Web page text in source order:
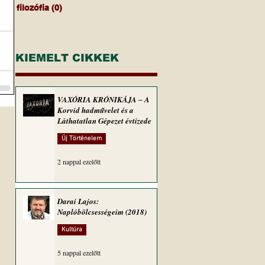
filozófia (0)
KIEMELT CIKKEK
VAXÓRIA KRÓNIKÁJA ‒ A
Korvid hadművelet és a
Láthatatlan Gépezet évtizede
Új Történelem
2 nappal ezelőtt
Darai Lajos:
Naplóbölcsességeim (2018)
Kultúra
5 nappal ezelőtt